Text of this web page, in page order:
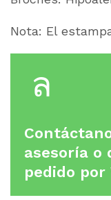
Nota: El
asesoría o
pedido por